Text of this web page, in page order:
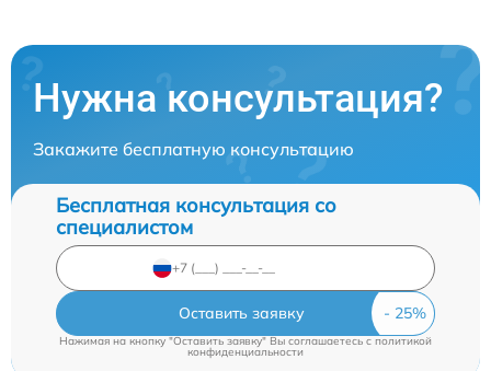
Нужна консультация?
Закажите бесплатную консультацию
Бесплатная консультация со
специалистом
Оставить заявку
Нажимая на кнопку "Оставить заявку" Вы соглашаетесь cполитикой
конфиденциальности